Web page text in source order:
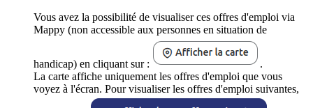
Vous avez la possibilité de visualiser ces offres d'emploi via
Mappy (non accessible aux personnes en situation de
handicap) en cliquant sur :
.
La carte affiche uniquement les offres d'emploi que vous
voyez à l'écran. Pour visualiser les offres d'emploi suivantes,